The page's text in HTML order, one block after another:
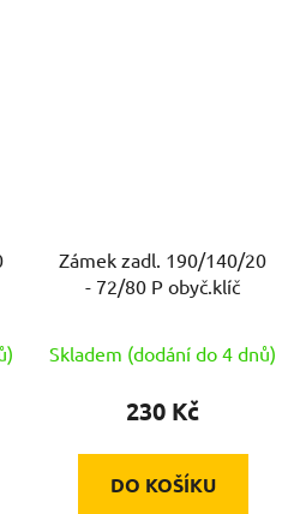
Zámek zadl. 190/140/20
- 72/80 P obyč.klíč
Skladem (dodání do 4 dnů)
230 Kč
DO KOŠÍKU